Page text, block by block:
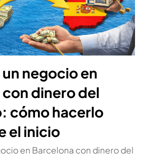
negocio en
dinero del
cómo hacerlo
el inicio
en Barcelona con dinero del